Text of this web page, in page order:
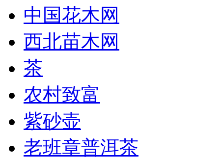
中国花木网
西北苗木网
茶
农村致富
紫砂壶
老班章普洱茶